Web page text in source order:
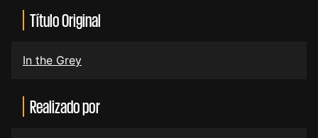
Título Original
In the Grey
Realizado por